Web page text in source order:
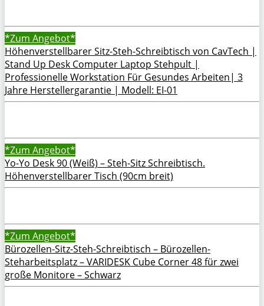
*Zum Angebot*
Höhenverstellbarer Sitz-Steh-Schreibtisch von CavTech |
Stand Up Desk Computer Laptop Stehpult |
Professionelle Workstation Für Gesundes Arbeiten| 3
Jahre Herstellergarantie | Modell: EI-01
*Zum Angebot*
Yo-Yo Desk 90 (Weiß) – Steh-Sitz Schreibtisch.
Höhenverstellbarer Tisch (90cm breit)
*Zum Angebot*
Bürozellen-Sitz-Steh-Schreibtisch – Bürozellen-
Steharbeitsplatz – VARIDESK Cube Corner 48 für zwei
große Monitore – Schwarz